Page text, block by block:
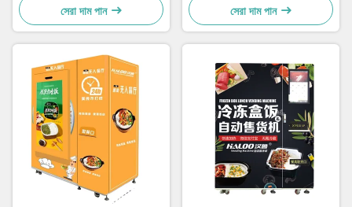
সেরা দাম পান
সেরা দাম পান